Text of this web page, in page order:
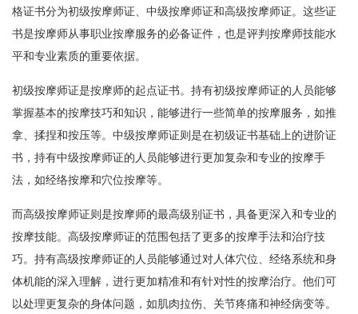
格证书分为初级按摩师证、中级按摩师证和高级按摩师证。这些证
书是按摩师从事职业按摩服务的必备证件，也是评判按摩师技能水
平和专业素质的重要依据。
初级按摩师证是按摩师的起点证书。持有初级按摩师证的人员能够
掌握基本的按摩技巧和知识，能够进行一些简单的按摩服务，如推
拿、揉捏和按压等。中级按摩师证则是在初级证书基础上的进阶证
书，持有中级按摩师证的人员能够进行更加复杂和专业的按摩手
法，如经络按摩和穴位按摩等。
而高级按摩师证则是按摩师的最高级别证书，具备更深入和专业的
按摩技能。高级按摩师证的范围包括了更多的按摩手法和治疗技
巧。持有高级按摩师证的人员能够通过对人体穴位、经络系统和身
体机能的深入理解，进行更加精准和有针对性的按摩治疗。他们可
以处理更复杂的身体问题，如肌肉拉伤、关节疼痛和神经病变等。